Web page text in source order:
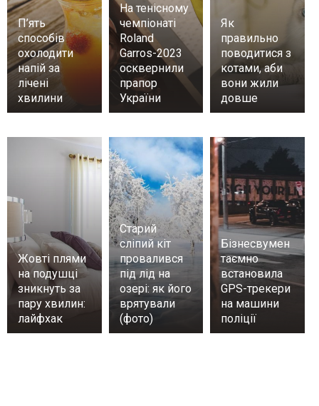
П’ять
способів
охолодити
напій за
лічені
хвилини
На тенісному
чемпіонаті
Roland
Garros-2023
осквернили
прапор
України
Як
правильно
поводитися з
котами, аби
вони жили
довше
Жовті плями
на подушці
зникнуть за
пару хвилин:
лайфхак
Старий
сліпий кіт
провалився
під лід на
озері: як його
врятували
(фото)
Бізнесвумен
таємно
встановила
GPS-трекери
на машини
поліції